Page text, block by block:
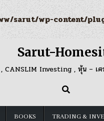
sarut/wp-content/
Sarut-
Investing , หุ้น – เศร
BOOKS TRADING &